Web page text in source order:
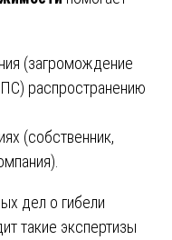
(загромождение
распространению
(собственник,
дел о гибели
такие экспертизы